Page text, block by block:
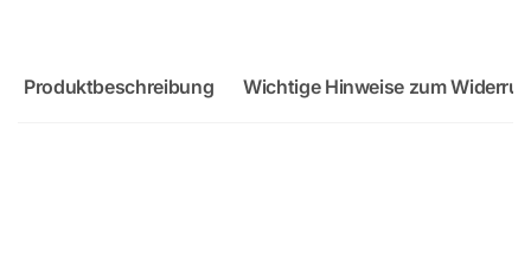
Produktbeschreibung Wichtige Hinweise zum